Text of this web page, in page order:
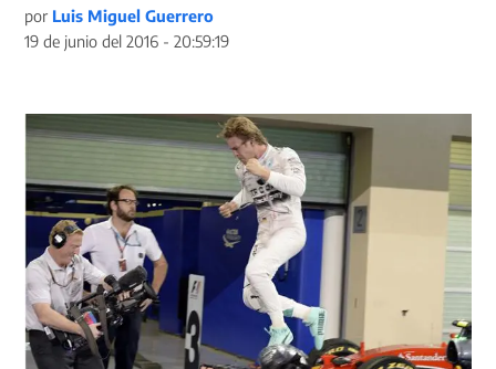
por Luis Miguel Guerrero
19 de junio del 2016 - 20:59:19